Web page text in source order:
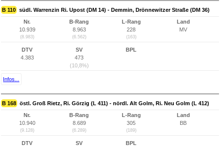
B 110 südl. Warrenzin Ri. Upost (DM 14) - Demmin, Drönnewitzer Straße (DM 36)
Nr.
10.939
(8.983)
B-Rang
8.963
(6.562)
L-Rang
228
(163)
Land
MV
DTV
4.383
SV
473
(10,8%)
BPL
Infos...
B 168 östl. Groß Rietz, Ri. Görzig (L 411) - nördl. Alt Golm, Ri. Neu Golm (L 412)
Nr.
10.940
(9.128)
B-Rang
8.689
(6.289)
L-Rang
305
(189)
Land
BB
DTV
SV
BPL